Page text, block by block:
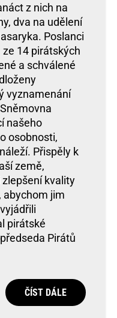
z nich na
dva na udělení
Poslanci
14 pirátských
a schválené
vyznamenání
našeho
osobnosti,
Přispěly k
země,
zlepšení kvality
abychom jim
pirátské
Pirátů
ČÍST DÁLE